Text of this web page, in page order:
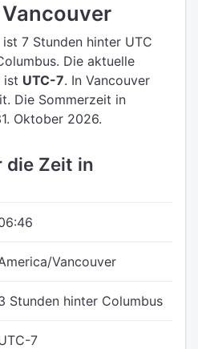
ist 7 Stunden hinter UTC
Die aktuelle
ist UTC-7. In Vancouver
Die Sommerzeit in
Oktober 2026.
die Zeit in
Vancouver
Stunden hinter Columbus
7